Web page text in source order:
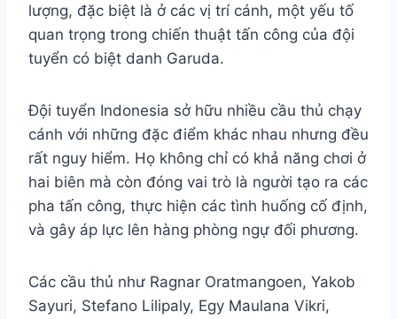
lượng, đặc biệt là ở các vị trí cánh, một yếu tố
quan trọng trong chiến thuật tấn công của đội
tuyển có biệt danh Garuda.
Đội tuyển Indonesia sở hữu nhiều cầu thủ chạy
cánh với những đặc điểm khác nhau nhưng đều
rất nguy hiểm. Họ không chỉ có khả năng chơi ở
hai biên mà còn đóng vai trò là người tạo ra các
pha tấn công, thực hiện các tình huống cố định,
và gây áp lực lên hàng phòng ngự đối phương.
Các cầu thủ như Ragnar Oratmangoen, Yakob
Sayuri, Stefano Lilipaly, Egy Maulana Vikri,